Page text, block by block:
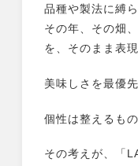
品種や製法に縛
その年、その畑
を、そのまま表現
美味しさを最優先
個性は整えるも
その考えが、「